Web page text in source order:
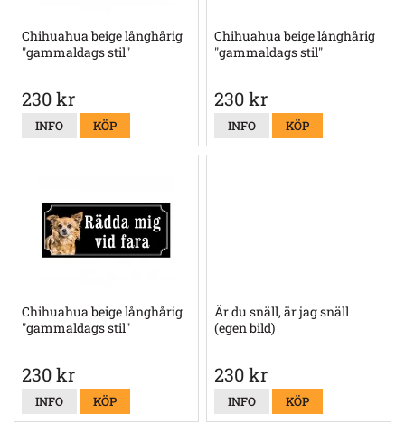
Chihuahua beige långhårig
"gammaldags stil"
230 kr
INFO KÖP
Chihuahua beige långhårig
"gammaldags stil"
230 kr
INFO KÖP
Chihuahua beige långhårig
"gammaldags stil"
230 kr
INFO KÖP
Är du snäll, är jag snäll
(egen bild)
230 kr
INFO KÖP